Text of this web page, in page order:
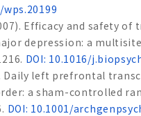
wps.20199
Efficacy and safety
depression: a
DOI: 10.1016/
Daily left prefrontal
a sham-controlled
DOI: 10.1001/